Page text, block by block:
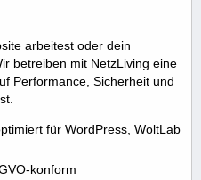
arbeitest oder dein
betreiben mit NetzLiving eine
Performance, Sicherheit und
für WordPress, WoltLab
konform